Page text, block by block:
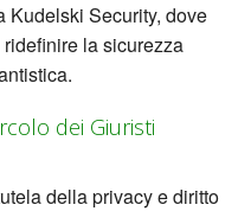
Kudelski Security, dove
la sicurezza
dei Giuristi
della privacy e diritto